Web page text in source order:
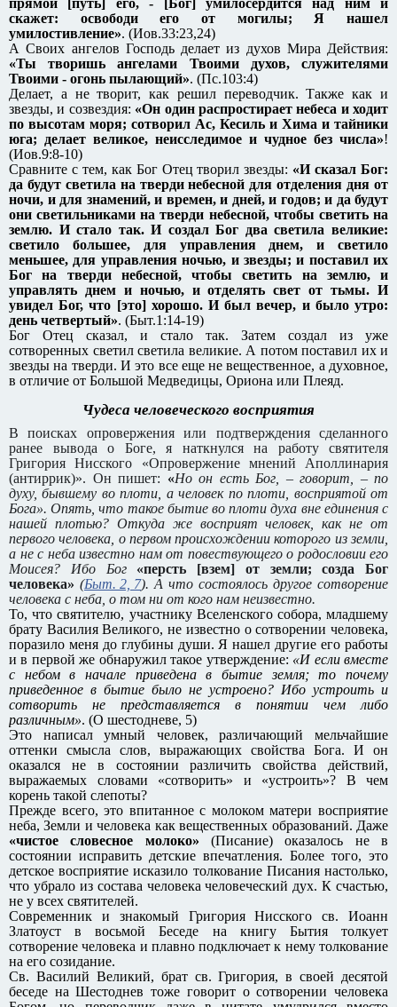
прямой [путь] его, - [Бог] умилосердится над ним и
скажет: освободи его от могилы; Я нашел
умилостивление». (Иов.33:23,24)
А Своих ангелов Господь делает из духов Мира Действия:
«Ты творишь ангелами Твоими духов, служителями
Твоими - огонь пылающий». (Пс.103:4)
Делает, а не творит, как решил переводчик. Также как и
звезды, и созвездия: «Он один распростирает небеса и ходит
по высотам моря; сотворил Ас, Кесиль и Хима и тайники
юга; делает великое, неисследимое и чудное без числа»!
(Иов.9:8-10)
Сравните с тем, как Бог Отец творил звезды: «И сказал Бог:
да будут светила на тверди небесной для отделения дня от
ночи, и для знамений, и времен, и дней, и годов; и да будут
они светильниками на тверди небесной, чтобы светить на
землю. И стало так. И создал Бог два светила великие:
светило большее, для управления днем, и светило
меньшее, для управления ночью, и звезды; и поставил их
Бог на тверди небесной, чтобы светить на землю, и
управлять днем и ночью, и отделять свет от тьмы. И
увидел Бог, что [это] хорошо. И был вечер, и было утро:
день четвертый». (Быт.1:14-19)
Бог Отец сказал, и стало так. Затем создал из уже
сотворенных светил светила великие. А потом поставил их и
звезды на тверди. И это все еще не вещественное, а духовное,
в отличие от Большой Медведицы, Ориона или Плеяд.
Чудеса человеческого восприятия
В поисках опровержения или подтверждения сделанного
ранее вывода о Боге, я наткнулся на работу святителя
Григория Нисского «Опровержение мнений Аполлинария
(антиррик)». Он пишет: «Но он есть Бог, – говорит, – по
духу, бывшему во плоти, а человек по плоти, восприятой от
Бога». Опять, что такое бытие во плоти духа вне единения с
нашей плотью? Откуда же восприят человек, как не от
первого человека, о первом происхождении которого из земли,
а не с неба известно нам от повествующего о родословии его
Моисея? Ибо Бог «персть [взем] от земли; созда Бог
человека» (Быт. 2, 7). А что состоялось другое сотворение
человека с неба, о том ни от кого нам неизвестно.
То, что святителю, участнику Вселенского собора, младшему
брату Василия Великого, не известно о сотворении человека,
поразило меня до глубины души. Я нашел другие его работы
и в первой же обнаружил такое утверждение: «И если вместе
с небом в начале приведена в бытие земля; то почему
приведенное в бытие было не устроено? Ибо устроить и
сотворить не представляется в понятии чем либо
различным». (О шестодневе, 5)
Это написал умный человек, различающий мельчайшие
оттенки смысла слов, выражающих свойства Бога. И он
оказался не в состоянии различить свойства действий,
выражаемых словами «сотворить» и «устроить»? В чем
корень такой слепоты?
Прежде всего, это впитанное с молоком матери восприятие
неба, Земли и человека как вещественных образований. Даже
«чистое словесное молоко» (Писание) оказалось не в
состоянии исправить детские впечатления. Более того, это
детское восприятие исказило толкование Писания настолько,
что убрало из состава человека человеческий дух. К счастью,
не у всех святителей.
Современник и знакомый Григория Нисского св. Иоанн
Златоуст в восьмой Беседе на книгу Бытия толкует
сотворение человека и плавно подключает к нему толкование
на его созидание.
Св. Василий Великий, брат св. Григория, в своей десятой
беседе на Шестоднев тоже говорит о сотворении человека